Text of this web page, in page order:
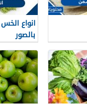
انواع
بالصور